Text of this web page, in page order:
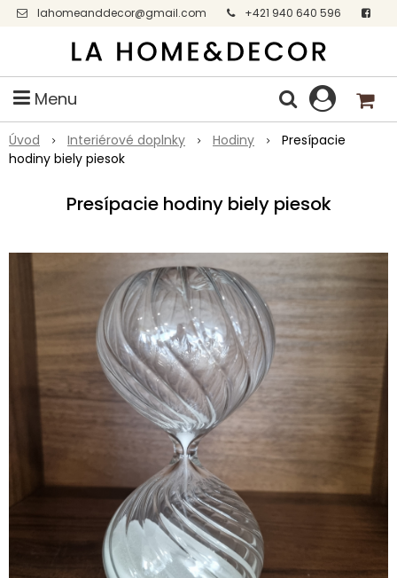
lahomeanddecor@gmail.com
+421 940 640 596
Facebook
Menu
Úvod Interiérové doplnky Hodiny
Presípacie
hodiny biely piesok
Presípacie hodiny biely piesok